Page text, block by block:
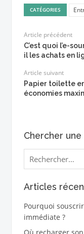
CATÉGORIES
Article précédent
C’est quoi l’e-
il les achats en
Article suivant
Papier toilette
économies
Chercher
Rechercher :
Articles
Pourquoi
immédiate ?
Où recharger